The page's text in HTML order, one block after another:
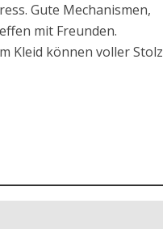
Gute Mechanismen,
mit Freunden.
Kleid können voller Stolz